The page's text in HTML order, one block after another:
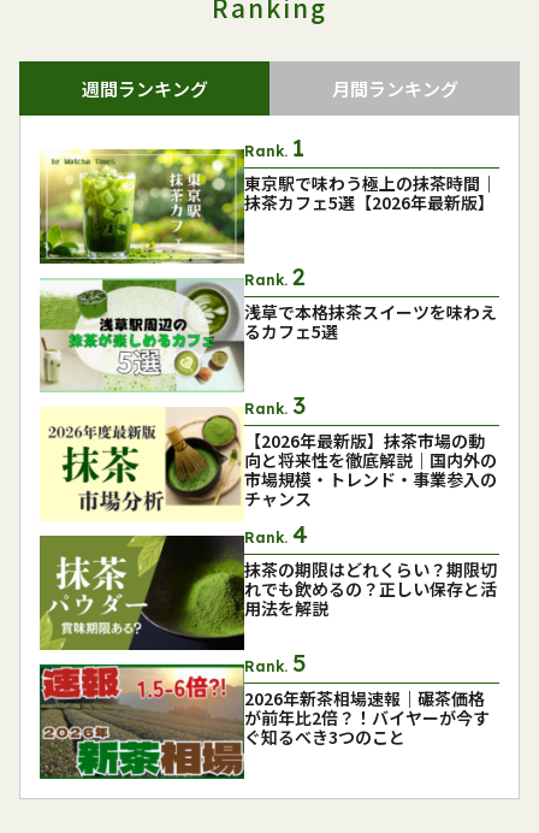
週間ランキング 月間ランキング
Rank.
東京駅で味わう極上の抹茶時間｜
抹茶カフェ5選【2026年最新版】
Rank.
浅草で本格抹茶スイーツを味わえ
るカフェ5選
Rank.
【2026年最新版】抹茶市場の動
向と将来性を徹底解説｜国内外の
市場規模・トレンド・事業参入の
チャンス
Rank.
抹茶の期限はどれくらい？期限切
れでも飲めるの？正しい保存と活
用法を解説
Rank.
2026年新茶相場速報｜碾茶価格
が前年比2倍？！バイヤーが今す
ぐ知るべき3つのこと